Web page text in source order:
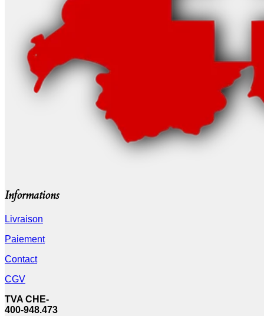
Informations
Livraison
Paiement
Contact
CGV
TVA CHE-
400-948.473